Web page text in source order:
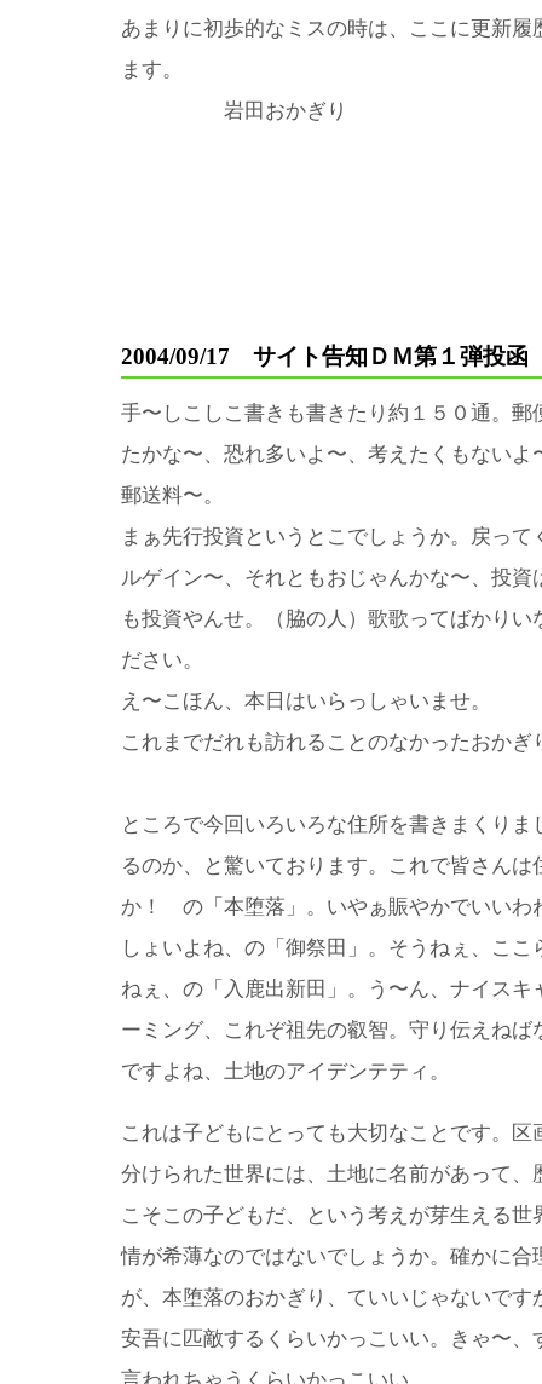
あまりに初歩的なミスの時は、ここに更新履
ます。
岩田おかぎり
2004/09/17 サイト告知ＤＭ第１弾投函
手〜しこしこ書きも書きたり約１５０通。郵
たかな〜、恐れ多いよ〜、考えたくもないよ
郵送料〜。
まぁ先行投資というとこでしょうか。戻っ
ルゲイン〜、それともおじゃんかな〜、投資
も投資やんせ。（脇の人）歌歌ってばかり
ださい。
え〜こほん、本日はいらっしゃいませ。
これまでだれも訪れることのなかったおかぎ
ところで今回いろいろな住所を書きまくり
るのか、と驚いております。これで皆さんは
か！ の「本堕落」。いやぁ賑やかでいいわ
しょいよね、の「御祭田」。そうねぇ、こ
ねぇ、の「入鹿出新田」。う〜ん、ナイスキ
ーミング、これぞ祖先の叡智。守り伝えねば
ですよね、土地のアイデンテティ。
これは子どもにとっても大切なことです。区
分けられた世界には、土地に名前があって、
こそこの子どもだ、という考えが芽生える世
情が希薄なのではないでしょうか。確かに合
が、本堕落のおかぎり、ていいじゃないです
安吾に匹敵するくらいかっこいい。きゃ〜、
言われちゃうくらいかっこいい。